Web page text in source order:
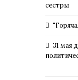
сестры
31 мая